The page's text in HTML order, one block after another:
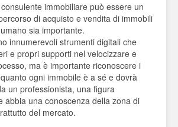
immobiliare può essere un
di acquisto e vendita di immobili
sia importante.
innumerevoli strumenti digitali che
e propri supporti nel velocizzare e
ma è importante riconoscere i
ogni immobile è a sé e dovrà
un professionista, una figura
abbia una conoscenza della zona di
del mercato.